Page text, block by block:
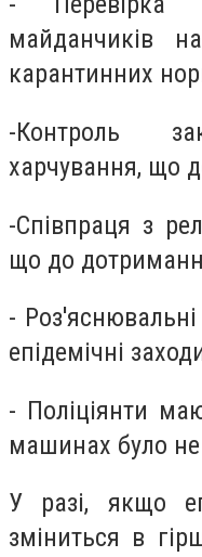
майданчиків
карантинних
-Контроль
харчування, що
-Співпраця з
що до
-
епідемічні
- Поліціянти
машинах було
У разі, якщо
зміниться в